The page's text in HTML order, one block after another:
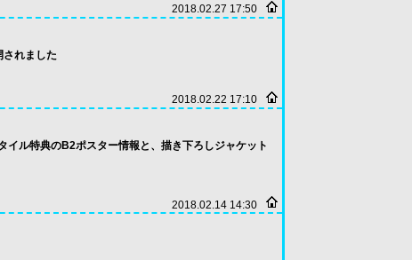
2018.02.27 17:50
れました
2018.02.22 17:10
ル特典のB2ポスター情報と、描き下ろしジャケット
2018.02.14 14:30